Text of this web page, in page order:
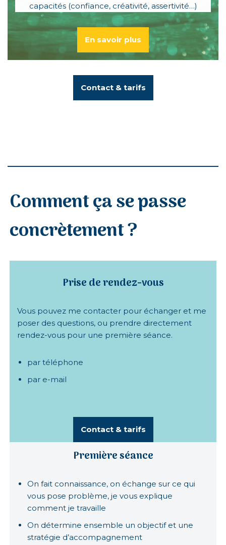
capacités (confiance, créativité, assertivité…)
En savoir plus
Contact & tarifs
Comment ça se passe
concrètement ?
Prise de rendez-vous
Vous pouvez me contacter pour échanger et me
poser des questions, ou prendre directement
rendez-vous pour une première séance.
par téléphone
par e-mail
Contact & tarifs
Première séance
On fait connaissance, on échange sur ce qui
vous pose problème, je vous explique
comment je travaille
On détermine ensemble un objectif et une
stratégie d’accompagnement